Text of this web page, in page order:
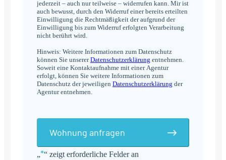
„*“ zeigt erforderliche Felder an
jederzeit – auch nur teilweise – widerrufen kann. Mir ist
auch bewusst, durch den Widerruf einer bereits erteilten
Einwilligung die Rechtmäßigkeit der aufgrund der
Einwilligung bis zum Widerruf erfolgten Verarbeitung
nicht berührt wird.
Hinweis: Weitere Informationen zum Datenschutz
können Sie unsererDatenschutzerklärung entnehmen.
Soweit eine Kontaktaufnahme mit einer Agentur
erfolgt, können Sie weitere Informationen zum
Datenschutz der jeweiligen Datenschutzerklärung der
Agentur entnehmen.
Wohnung anfragen